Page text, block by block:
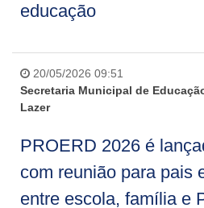
educação
20/05/2026 09:51
Secretaria Municipal de
Lazer
PROERD 2026 é
com reunião para pais
entre escola, família e